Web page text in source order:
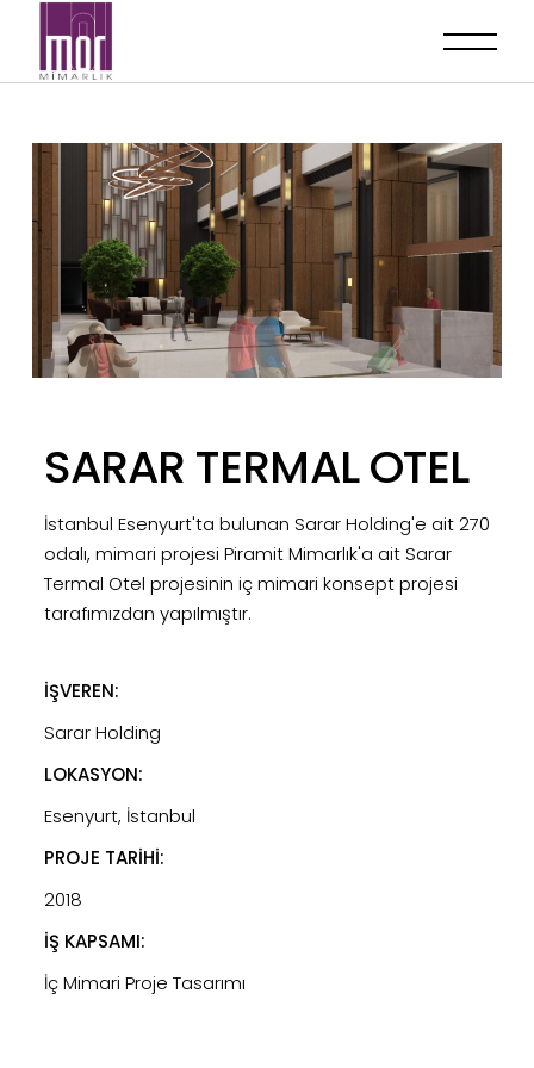
SARAR TERMAL OTEL
İstanbul Esenyurt'ta bulunan Sarar Holding'e ait 270
odalı, mimari projesi Piramit Mimarlık'a ait Sarar
Termal Otel projesinin iç mimari konsept projesi
tarafımızdan yapılmıştır.
İŞVEREN:
Sarar Holding
LOKASYON:
Esenyurt, İstanbul
PROJE TARİHİ:
2018
İŞ KAPSAMI:
İç Mimari Proje Tasarımı